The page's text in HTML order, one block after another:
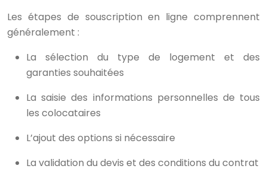
Les étapes de souscription en ligne comprennent
généralement :
La sélection du type de logement et des
garanties souhaitées
La saisie des informations personnelles de tous
les colocataires
L’ajout des options si nécessaire
La validation du devis et des conditions du contrat